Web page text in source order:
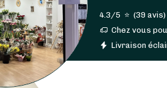
4.3/5 ⭐ (39 avis)
Chez vous
Livraison